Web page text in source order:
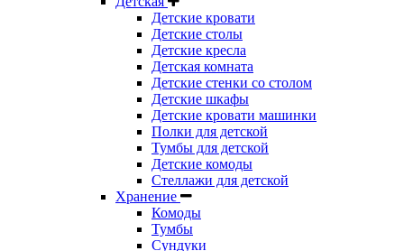
Детские кровати
Детские столы
Детские кресла
Детская комната
Детские стенки со столом
Детские шкафы
Детские кровати машинки
Полки для детской
Тумбы для детской
Детские комоды
Стеллажи для детской
Хранение
Комоды
Тумбы
Сундуки